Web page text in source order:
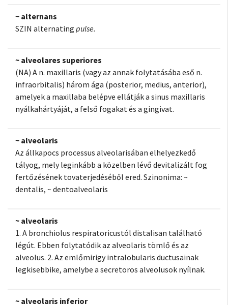
~ alternans
SZIN alternating pulse.
~ alveolares superiores
(NA) A n. maxillaris (vagy az annak folytatásába eső n.
infraorbitalis) három ága (posterior, medius, anterior),
amelyek a maxillaba belépve ellátják a sinus maxillaris
nyálkahártyáját, a felső fogakat és a gingivat.
~ alveolaris
Az állkapocs processus alveolarisában elhelyezkedő
tályog, mely leginkább a közelben lévő devitalizált fog
fertőzésének tovaterjedéséből ered. Szinonima: ~
dentalis, ~ dentoalveolaris
~ alveolaris
1. A bronchiolus respiratoricustól distalisan található
légút. Ebben folytatódik az alveolaris tömlő és az
alveolus. 2. Az emlőmirigy intralobularis ductusainak
legkisebbike, amelybe a secretoros alveolusok nyílnak.
~ alveolaris inferior